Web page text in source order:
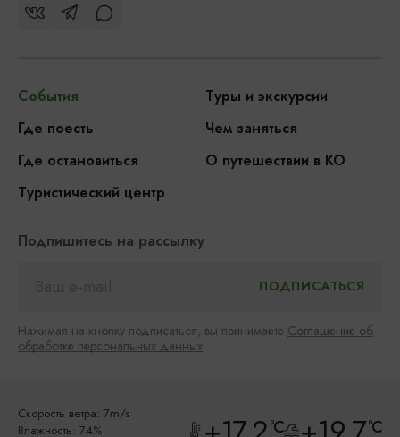
События
Туры и экскурсии
Где поесть
Чем заняться
Где остановиться
О путешествии в КО
Туристический центр
Подпишитесь на рассылку
Нажимая на кнопку подписаться, вы принимаете Соглашение об
обработке персональных данных
Скорость ветра: 7m/s
Влажность: 74%
°C °C